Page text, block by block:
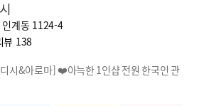
인계동 1124-4
뷰 138
시&아로마] ❤️아늑한 1인샵 전원 한국인 관